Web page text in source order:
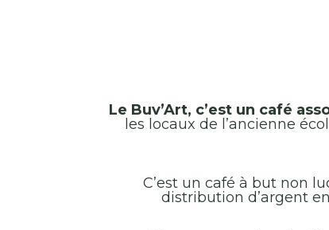
Le Buv’Art, c’est un café
les locaux de l’ancienne
C’est un café à but non
distribution d’argent